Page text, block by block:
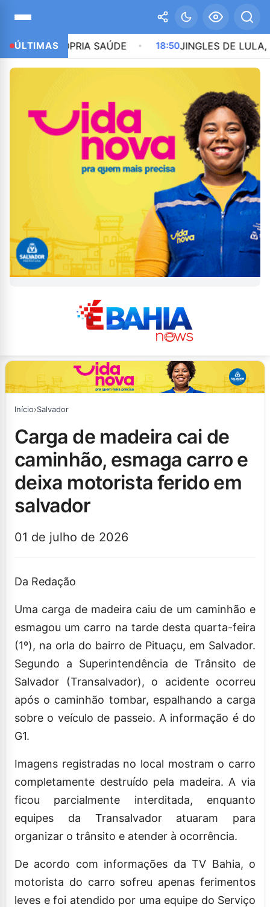
ÚLTIMAS
PRÓPRIA SAÚDE 18:50 JINGLES DE LULA, FLÁVIO,
Início›Salvador
carga de madeira cai de
caminhão, esmaga carro e
deixa motorista ferido em
salvador
01 de julho de 2026
Da Redação
Uma carga de madeira caiu de um caminhão e
esmagou um carro na tarde desta quarta-feira
(1º), na orla do bairro de Pituaçu, em Salvador.
Segundo a Superintendência de Trânsito de
Salvador (Transalvador), o acidente ocorreu
após o caminhão tombar, espalhando a carga
sobre o veículo de passeio. A informação é do
G1.
Imagens registradas no local mostram o carro
completamente destruído pela madeira. A via
ficou parcialmente interditada, enquanto
equipes da Transalvador atuaram para
organizar o trânsito e atender à ocorrência.
De acordo com informações da TV Bahia, o
motorista do carro sofreu apenas ferimentos
leves e foi atendido por uma equipe do Serviço